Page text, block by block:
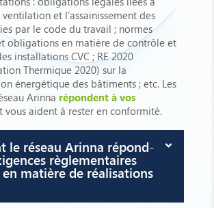
ventilation et l’assainissement des
par le code du travail ; normes
obligations en matière de contrôle et
installations CVC ; RE 2020
Thermique 2020) sur la
énergétique des bâtiments ; etc. Les
Arinna répondent à vos
vous aident à rester en conformité.
le réseau Arinna répond-
règlementaires
matière de réalisations